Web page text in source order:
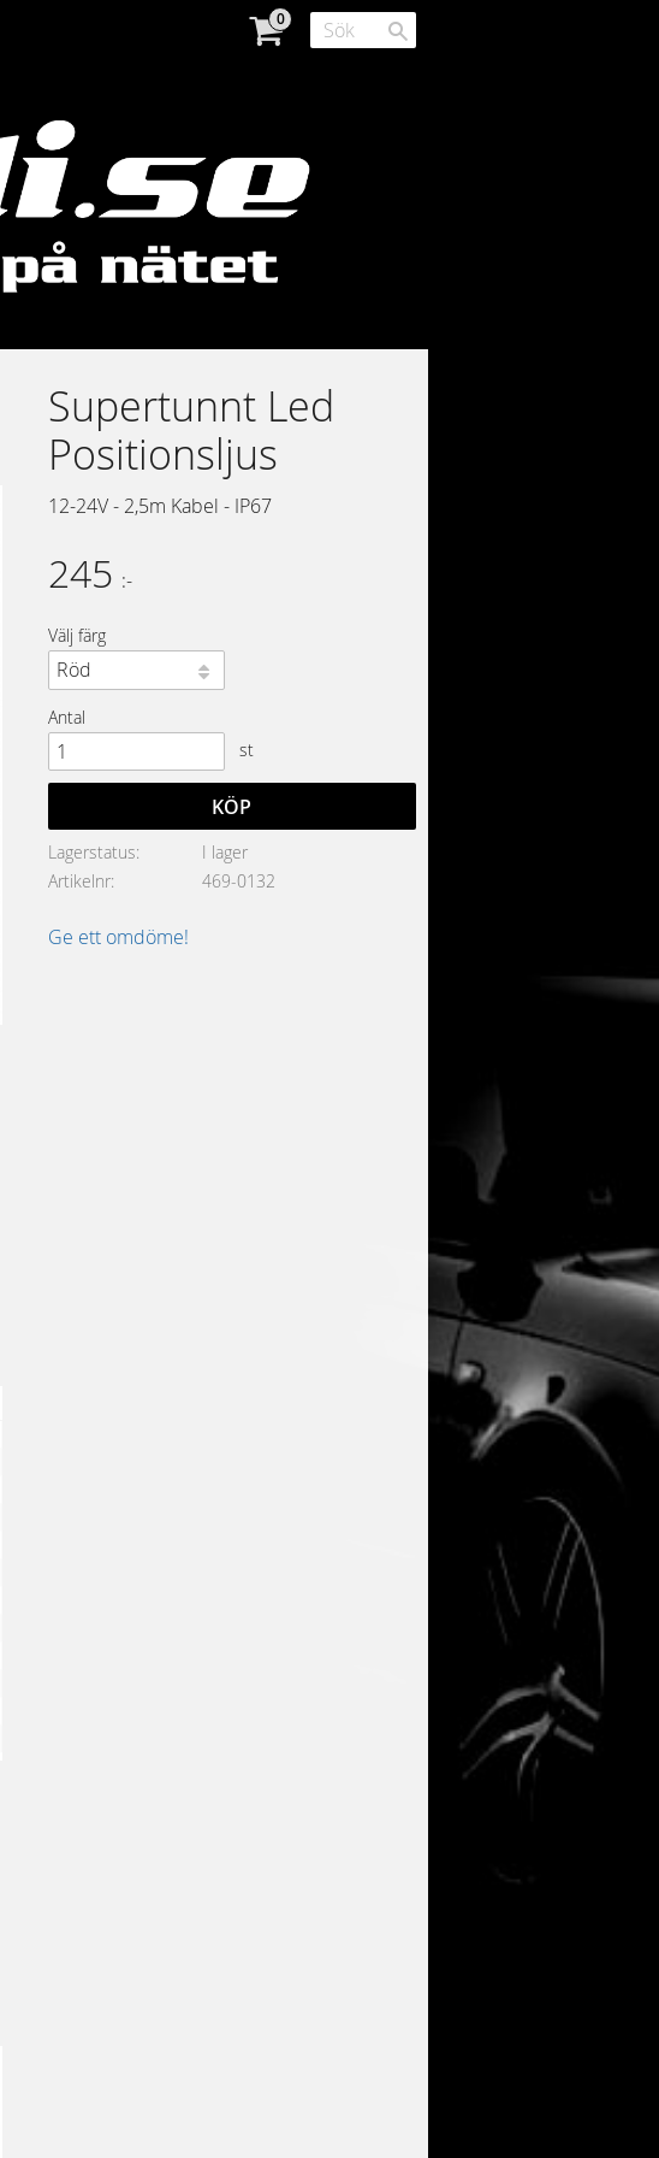
Supertunnt Led
Positionsljus
12-24V - 2,5m Kabel - IP67
245 :-
Välj färg
Antal
st
KÖP
Lagerstatus
I lager
Artikelnr
469-0132
Ge ett omdöme!